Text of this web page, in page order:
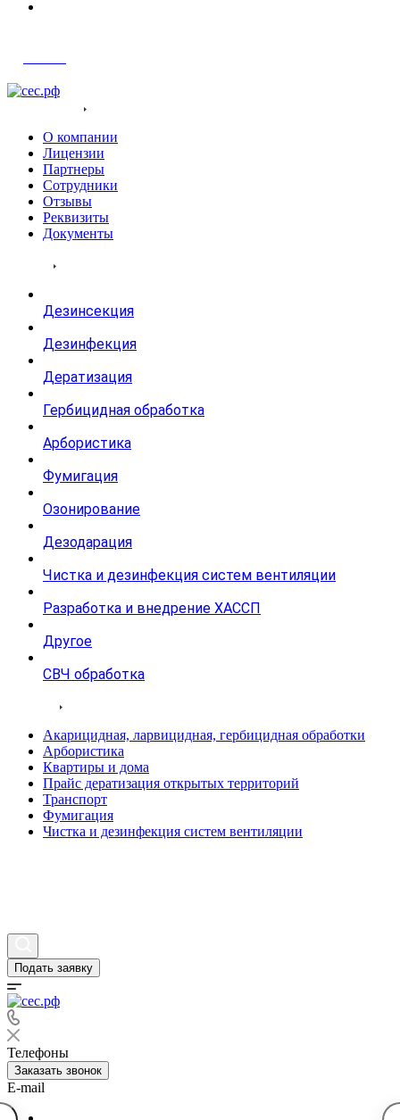
О компании
Лицензии
Партнеры
Сотрудники
Отзывы
Реквизиты
Документы
Дезинсекция
Дезинфекция
Дератизация
Гербицидная обработка
Арбористика
Фумигация
Озонирование
Дезодарация
Чистка и дезинфекция систем вентиляции
Разработка и внедрение ХАССП
Другое
СВЧ обработка
Акарицидная, ларвицидная, гербицидная обработки
Арбористика
Квартиры и дома
Прайс дератизация открытых территорий
Транспорт
Фумигация
Чистка и дезинфекция систем вентиляции
Подать заявку
Телефоны
Заказать звонок
E-mail